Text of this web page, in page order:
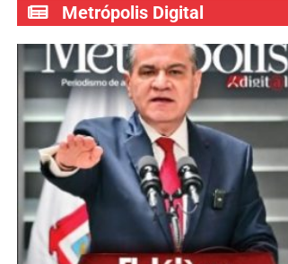
Metrópolis Digital